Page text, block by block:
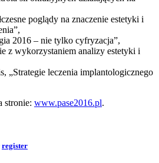
poglądy na znaczenie estetyki i
2016 – nie tylko cyfryzacja”,
z wykorzystaniem analizy estetyki i
„Strategie leczenia implantologicznego
stronie: www.pase2016.pl.
register